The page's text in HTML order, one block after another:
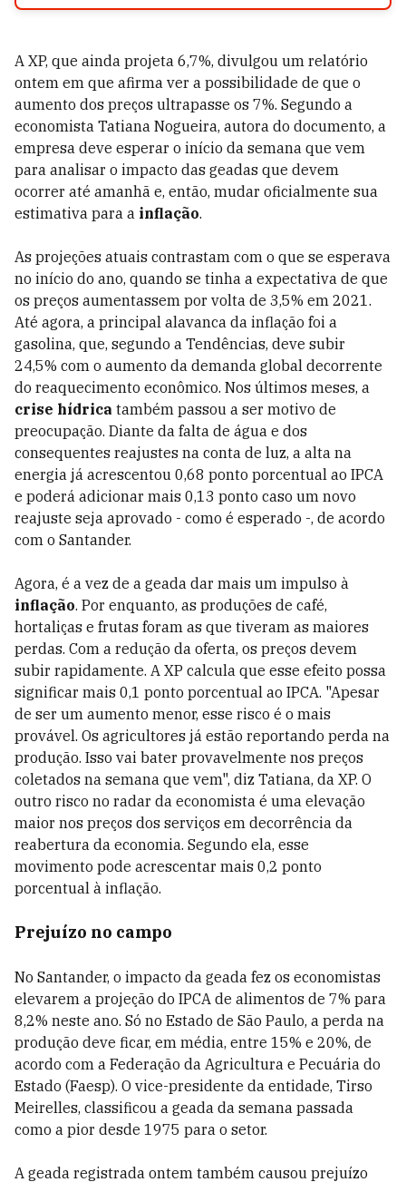
A XP, que ainda projeta 6,7%, divulgou um relatório
ontem em que afirma ver a possibilidade de que o
aumento dos preços ultrapasse os 7%. Segundo a
economista Tatiana Nogueira, autora do documento, a
empresa deve esperar o início da semana que vem
para analisar o impacto das geadas que devem
ocorrer até amanhã e, então, mudar oficialmente sua
estimativa para a inflação.
As projeções atuais contrastam com o que se esperava
no início do ano, quando se tinha a expectativa de que
os preços aumentassem por volta de 3,5% em 2021.
Até agora, a principal alavanca da inflação foi a
gasolina, que, segundo a Tendências, deve subir
24,5% com o aumento da demanda global decorrente
do reaquecimento econômico. Nos últimos meses, a
crise hídrica também passou a ser motivo de
preocupação. Diante da falta de água e dos
consequentes reajustes na conta de luz, a alta na
energia já acrescentou 0,68 ponto porcentual ao IPCA
e poderá adicionar mais 0,13 ponto caso um novo
reajuste seja aprovado - como é esperado -, de acordo
com o Santander.
Agora, é a vez de a geada dar mais um impulso à
inflação. Por enquanto, as produções de café,
hortaliças e frutas foram as que tiveram as maiores
perdas. Com a redução da oferta, os preços devem
subir rapidamente. A XP calcula que esse efeito possa
significar mais 0,1 ponto porcentual ao IPCA. "Apesar
de ser um aumento menor, esse risco é o mais
provável. Os agricultores já estão reportando perda na
produção. Isso vai bater provavelmente nos preços
coletados na semana que vem", diz Tatiana, da XP. O
outro risco no radar da economista é uma elevação
maior nos preços dos serviços em decorrência da
reabertura da economia. Segundo ela, esse
movimento pode acrescentar mais 0,2 ponto
porcentual à inflação.
Prejuízo no campo
No Santander, o impacto da geada fez os economistas
elevarem a projeção do IPCA de alimentos de 7% para
8,2% neste ano. Só no Estado de São Paulo, a perda na
produção deve ficar, em média, entre 15% e 20%, de
acordo com a Federação da Agricultura e Pecuária do
Estado (Faesp). O vice-presidente da entidade, Tirso
Meirelles, classificou a geada da semana passada
como a pior desde 1975 para o setor.
A geada registrada ontem também causou prejuízo